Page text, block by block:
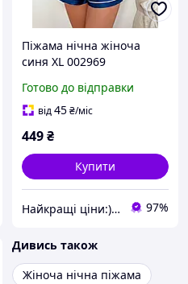
Піжама нічна жіноча
синя XL 002969
Готово до відправки
від45₴/міс
449₴
Купити
Найкращі ціни:) Lightssshop 97%
Дивись також
Жіноча нічна піжама